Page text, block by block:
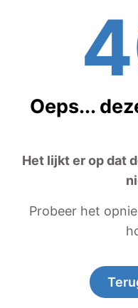
Oeps...
Het lijkt er op dat
Probeer het